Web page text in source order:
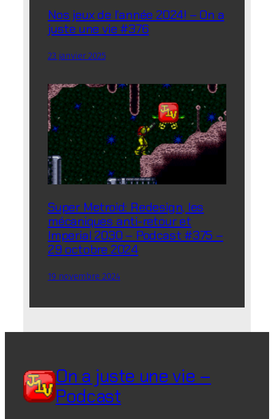
Nos jeux de l’année 2024! – On a
juste une vie #376
23 janvier 2025
Super Metroid: Redesign, les
mécaniques anti-retour et
Imperial 2030 – Podcast #375 –
29 octobre 2024
19 novembre 2024
On a juste une vie –
Podcast